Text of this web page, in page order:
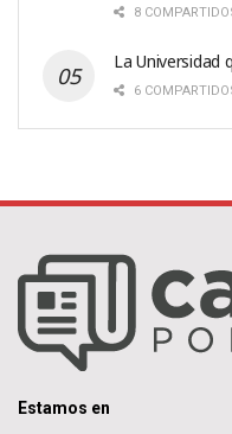
8
La Universidad
6
Estamos en